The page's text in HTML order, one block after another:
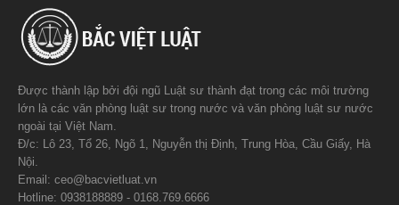
Được thành lập bởi đội ngũ Luật sư thành đạt trong các môi trường
lớn là các văn phòng luật sư trong nước và văn phòng luật sư nước
ngoài tại Việt Nam.
Đ/c: Lô 23, Tổ 26, Ngõ 1, Nguyễn thị Định, Trung Hòa, Cầu Giấy, Hà
Nội.
Email: ceo@bacvietluat.vn
Hotline: 0938188889 - 0168.769.6666